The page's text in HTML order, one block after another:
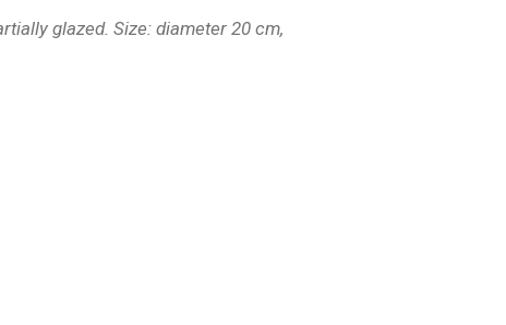
glazed. Size: diameter 20 cm,